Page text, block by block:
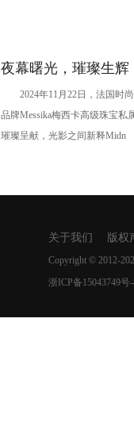
夜幕曙光，璀璨生辉
MESSIKA梅西卡于
MIDNIGHT SUN高
2024年11月22日，法国时尚
品牌Messika梅西卡高级珠宝私
璀璨呈献，光影之间新释Midn
关于我们 版权
Copyright © 2012-
浙ICP备15043749